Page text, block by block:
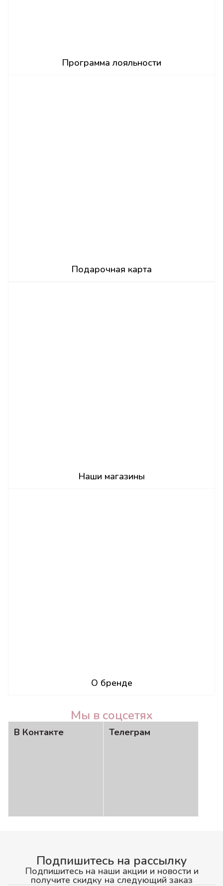
Программа лояльности
Подарочная карта
Наши магазины
О бренде
Мы в соцсетях
В Контакте Телеграм
Подпишитесь на рассылку
Подпишитесь на наши акции и новости и
получите скидку на следующий заказ